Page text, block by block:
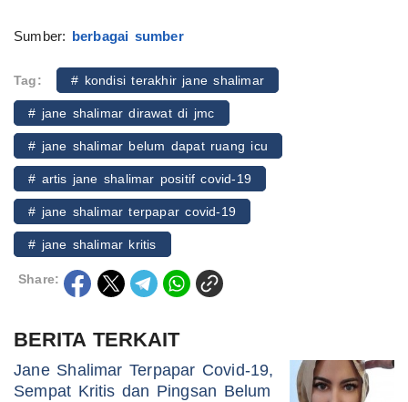
Sumber: berbagai sumber
Tag: # kondisi terakhir jane shalimar
# jane shalimar dirawat di jmc
# jane shalimar belum dapat ruang icu
# artis jane shalimar positif covid-19
# jane shalimar terpapar covid-19
# jane shalimar kritis
Share:
BERITA TERKAIT
Jane Shalimar Terpapar Covid-19,
Sempat Kritis dan Pingsan Belum